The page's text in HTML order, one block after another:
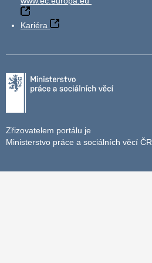
Kariéra
Zřizovatelem portálu je
Ministerstvo práce a sociálních věcí ČR